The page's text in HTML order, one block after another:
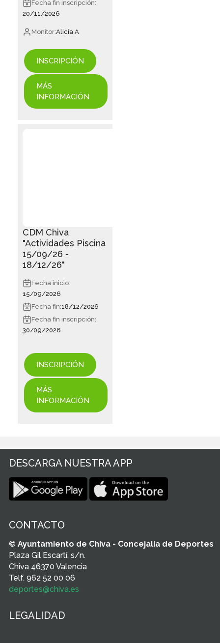
Fecha fin inscripción:
20/11/2026
Monitor:Alicia A
INSCRIPCIÓN
MÁS
INFORMACIÓN
CDM Chiva
"Actividades Piscina
15/09/26 -
18/12/26"
Fecha inicio:
15/09/2026
Fecha fin:18/12/2026
Fecha fin inscripción:
30/09/2026
INSCRIPCIÓN
MÁS
INFORMACIÓN
DESCARGA NUESTRA APP
CONTACTO
© Ayuntamiento de Chiva - Concejalía de Deportes
Plaza Gil Escartí, s/n.
Chiva 46370 Valencia
Telf. 962 52 00 06
deportes@chiva.es
LEGALIDAD